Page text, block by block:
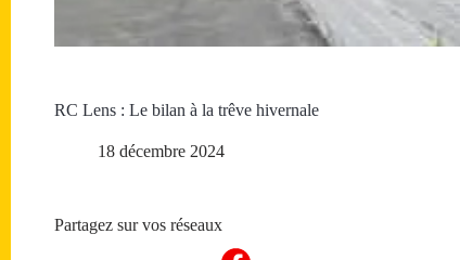
RC Lens : Le bilan à la trêve hivernale
18 décembre 2024
Partagez sur vos réseaux